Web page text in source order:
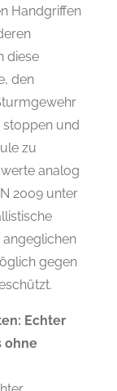
Handgriffen
diese
den
stoppen und
zu
analog
2009 unter
gegen
Echter
ohne